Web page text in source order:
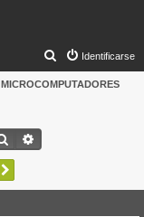
Identificarse
MICROCOMPUTADORES
Buscar